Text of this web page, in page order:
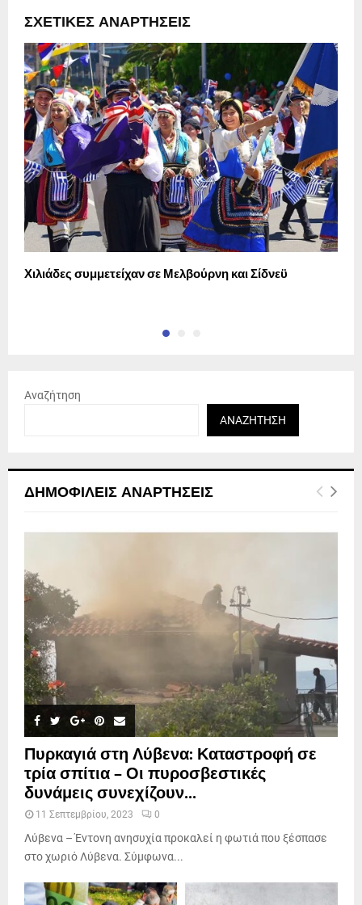
ΣΧΕΤΙΚΈΣ ΑΝΑΡΤΉΣΕΙΣ
Χιλιάδες συμμετείχαν σε Μελβούρνη και Σίδνεϋ
Αναζήτηση
ΑΝΑΖΉΤΗΣΗ
ΔΗΜΟΦΙΛΕΊΣ ΑΝΑΡΤΉΣΕΙΣ
Πυρκαγιά στη Λύβενα: Καταστροφή σε
τρία σπίτια – Οι πυροσβεστικές
δυνάμεις συνεχίζουν...
11 Σεπτεμβρίου, 2023 0
Λύβενα – Έντονη ανησυχία προκαλεί η φωτιά που ξέσπασε
στο χωριό Λύβενα. Σύμφωνα...